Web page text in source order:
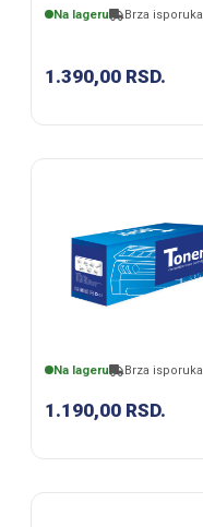
Na lageru Brza isporuka
1.390,00 RSD.
Na lageru Brza isporuka
1.190,00 RSD.